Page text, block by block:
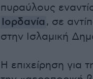
πυραύλους
Ιορδανία , σε
στην Ισλαμική
Η επιχείρηση για